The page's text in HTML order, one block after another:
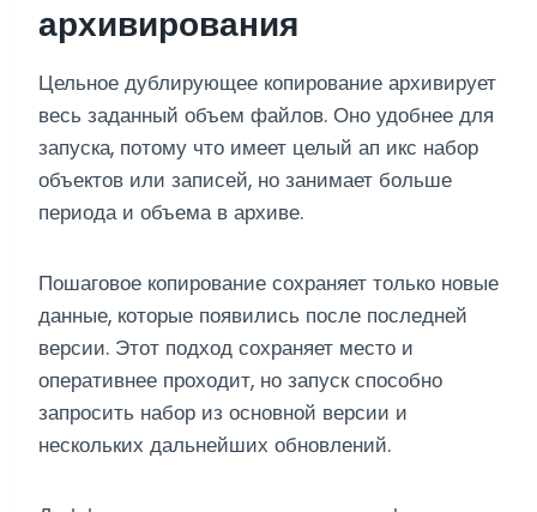
архивирования
Цельное дублирующее копирование архивирует
весь заданный объем файлов. Оно удобнее для
запуска, потому что имеет целый ап икс набор
объектов или записей, но занимает больше
периода и объема в архиве.
Пошаговое копирование сохраняет только новые
данные, которые появились после последней
версии. Этот подход сохраняет место и
оперативнее проходит, но запуск способно
запросить набор из основной версии и
нескольких дальнейших обновлений.